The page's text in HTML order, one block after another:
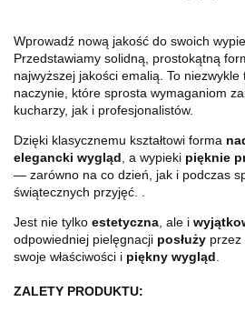
Wprowadź nową jakość do swoich
Przedstawiamy solidną, prostokątną
najwyższej jakości emalią. To niezwykle
naczynie, które sprosta wymaganiom
kucharzy, jak i profesjonalistów.
Dzięki klasycznemu kształtowi forma
elegancki wygląd , a wypieki pięknie
— zarówno na co dzień, jak i podczas
świątecznych przyjęć. .
Jest nie tylko estetyczna , ale i
odpowiedniej pielęgnacji posłuży przez
swoje właściwości i piękny wygląd
ZALETY PRODUKTU: